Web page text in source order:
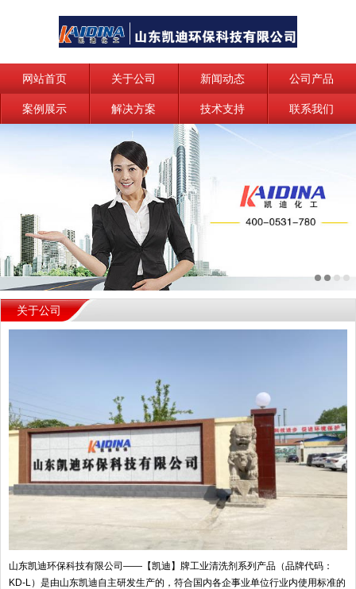
网站首页 关于公司 新闻动态 公司产品
案例展示 解决方案 技术支持 联系我们
关于公司
山东凯迪环保科技有限公司——【凯迪】牌工业清洗剂系列产品（品牌代码：
KD-L）是由山东凯迪自主研发生产的，符合国内各企事业单位行业内使用标准的